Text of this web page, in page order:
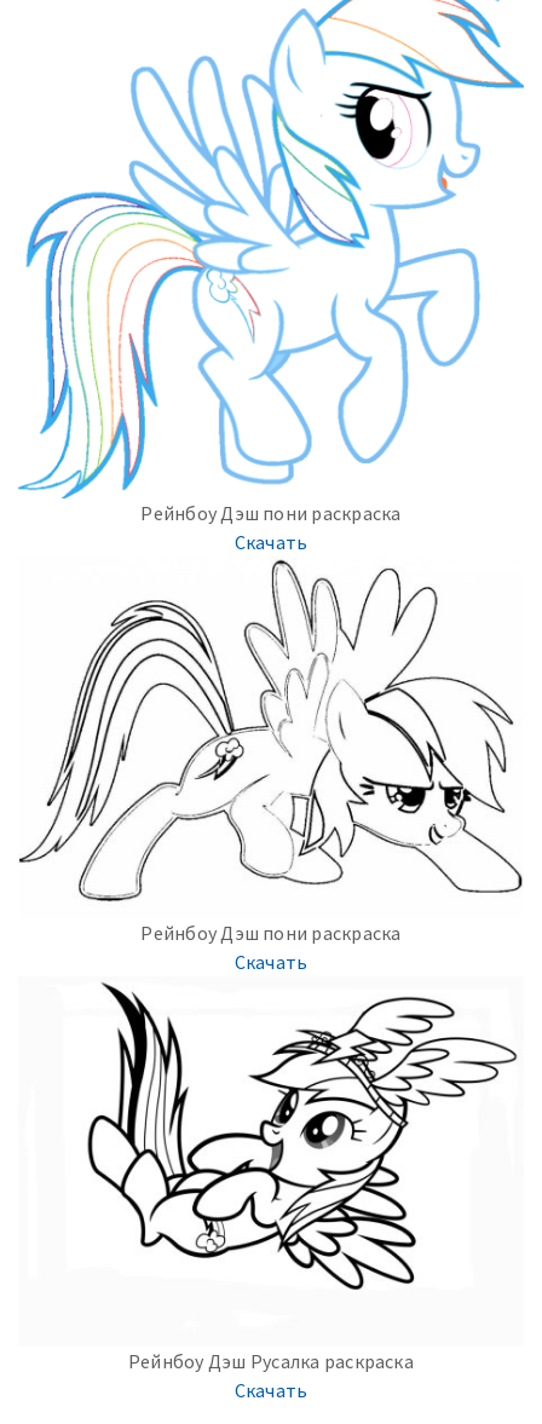
Рейнбоу Дэш пони раскраска
Скачать
Рейнбоу Дэш пони раскраска
Скачать
Рейнбоу Дэш Русалка раскраска
Скачать